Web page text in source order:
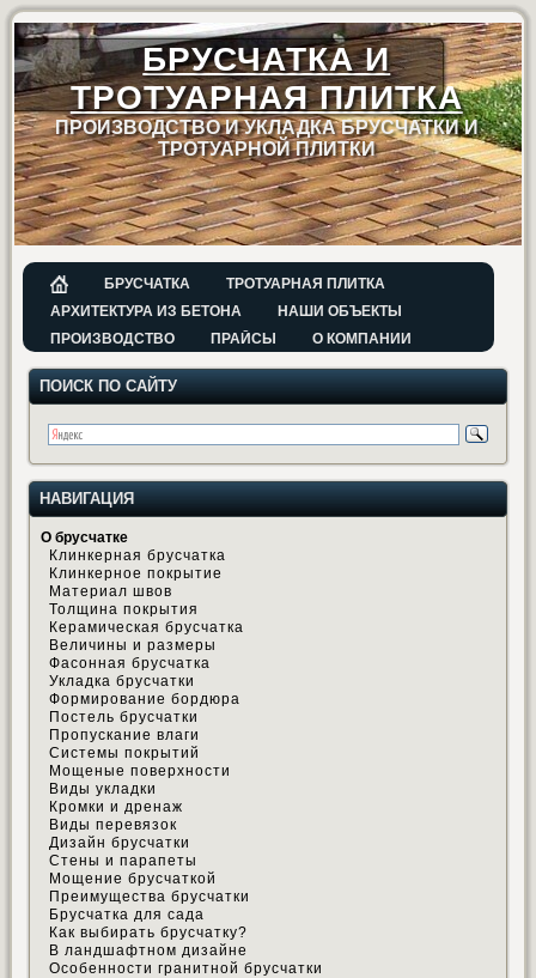
БРУСЧАТКА И
ТРОТУАРНАЯ ПЛИТКА
ПРОИЗВОДСТВО И УКЛАДКА БРУСЧАТКИ И
ТРОТУАРНОЙ ПЛИТКИ
БРУСЧАТКА
ТРОТУАРНАЯ ПЛИТКА
АРХИТЕКТУРА ИЗ БЕТОНА
НАШИ ОБЪЕКТЫ
ПРОИЗВОДСТВО
ПРАЙСЫ О КОМПАНИИ
ПОИСК ПО САЙТУ
НАВИГАЦИЯ
О брусчатке
Клинкерная брусчатка
Клинкерное покрытие
Материал швов
Толщина покрытия
Керамическая брусчатка
Величины и размеры
Фасонная брусчатка
Укладка брусчатки
Формирование бордюра
Постель брусчатки
Пропускание влаги
Системы покрытий
Мощеные поверхности
Виды укладки
Кромки и дренаж
Виды перевязок
Дизайн брусчатки
Стены и парапеты
Мощение брусчаткой
Преимущества брусчатки
Брусчатка для сада
Как выбирать брусчатку?
В ландшафтном дизайне
Особенности гранитной брусчатки